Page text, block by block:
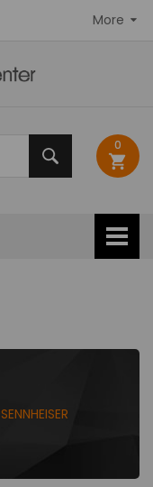
0
shopping_cart
More
SENNHEISER